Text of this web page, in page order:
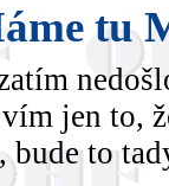
tu
jen to,
bude to